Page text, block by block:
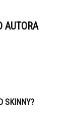
AUTORA
SKINNY?